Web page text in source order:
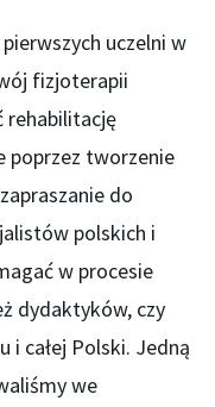
uczelni w
fizjoterapii
rehabilitację
poprzez tworzenie
do
polskich i
w procesie
dydaktyków, czy
całej Polski. Jedną
we